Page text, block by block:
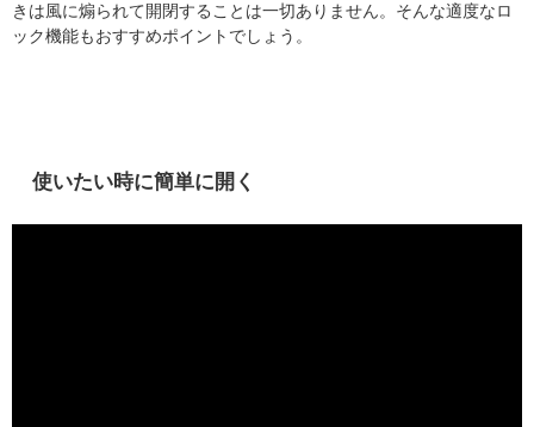
きは風に煽られて開閉することは一切ありません。そんな適度なロ
ック機能もおすすめポイントでしょう。
使いたい時に簡単に開く